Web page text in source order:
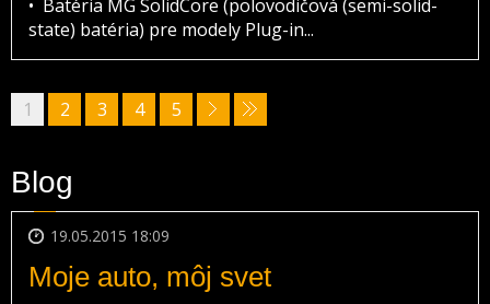
• Batéria MG SolidCore (polovodičová (semi-solid-
state) batéria) pre modely Plug-in...
1 2 3 4 5
Blog
19.05.2015 18:09
Moje auto, môj svet